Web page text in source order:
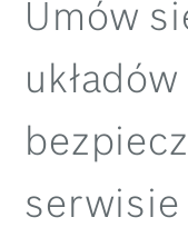
Umów
układów
serwisie